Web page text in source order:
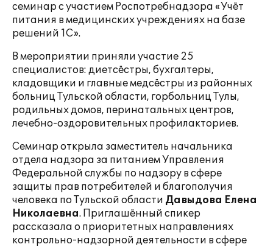
семинар с участием Роспотребнадзора «Учёт
питания в медицинских учреждениях на базе
решений 1С».
В мероприятии приняли участие 25
специалистов: диетсёстры, бухгалтеры,
кладовщики и главные медсёстры из районных
больниц Тульской области, горбольниц Тулы,
родильных домов, перинатальных центров,
лечебно-оздоровительных профилакториев.
Семинар открыла заместитель начальника
отдела надзора за питанием Управления
Федеральной службы по надзору в сфере
защиты прав потребителей и благополучия
человека по Тульской области Давыдова Елена
Николаевна. Приглашённый спикер
рассказала о приоритетных направлениях
контрольно-надзорной деятельности в сфере